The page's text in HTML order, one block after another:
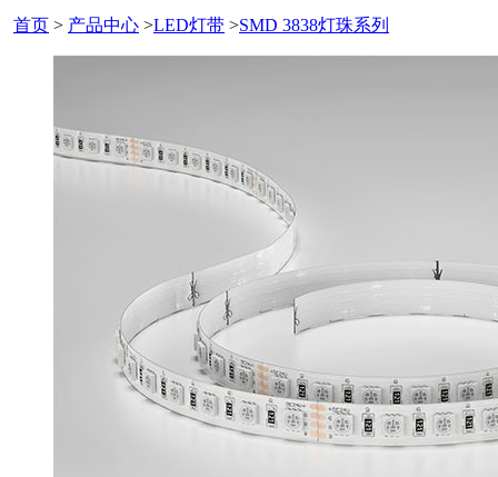
首页 > 产品中心 >LED灯带 >SMD 3838灯珠系列